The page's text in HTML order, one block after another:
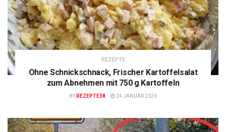
REZEPTE
Ohne Schnickschnack, Frischer Kartoffelsalat
zum Abnehmen mit 750 g Kartoffeln
BY REZEPTE38 24 JANUAR 2026